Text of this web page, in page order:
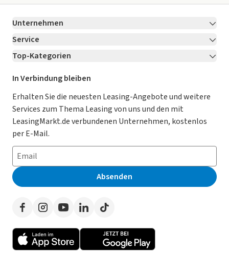
Unternehmen
Über LeasingMarkt.de
Karriere Jetzt bewerben!
Für Händler
Kooperation mit AutoScout24
AGB
Datenschutz
Impressum
Erklärung zur Barrierefreiheit
Presse
Service
Kontakt
Ratgeber
Magazin
Datenschutz-Einstellungen
So funktioniert’s
Häufig gestellte Fragen
Leasing-Lexikon
Auto-Tests
Werben auf LeasingMarkt.de
Top-Kategorien
Leasing Deals
Gebrauchtwagen Leasing
Leasing ohne Anzahlung
E-Auto Leasing
Privatleasing
Leasing-Vergleiche
Herstellerverzeichnis
Händlerverzeichnis
In Verbindung bleiben
Erhalten Sie die neuesten Leasing-Angebote und weitere
Services zum Thema Leasing von uns und den mit
LeasingMarkt.de verbundenen Unternehmen, kostenlos
per E-Mail.
Absenden